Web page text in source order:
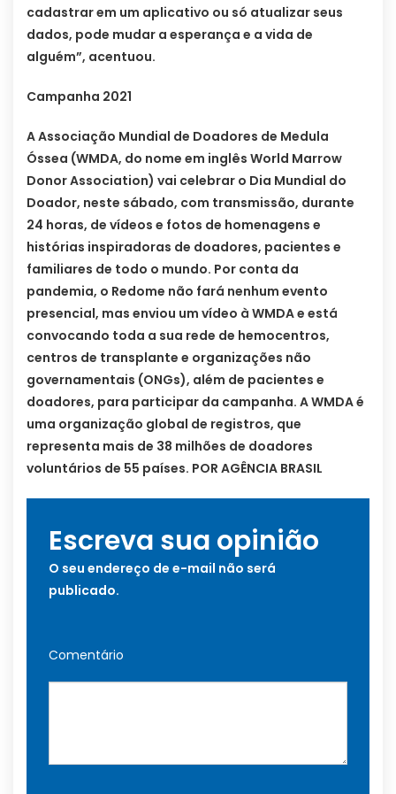
cadastrar em um aplicativo ou só atualizar seus
dados, pode mudar a esperança e a vida de
alguém”, acentuou.
Campanha 2021
A Associação Mundial de Doadores de Medula
Óssea (WMDA, do nome em inglês World Marrow
Donor Association) vai celebrar o Dia Mundial do
Doador, neste sábado, com transmissão, durante
24 horas, de vídeos e fotos de homenagens e
histórias inspiradoras de doadores, pacientes e
familiares de todo o mundo. Por conta da
pandemia, o Redome não fará nenhum evento
presencial, mas enviou um vídeo à WMDA e está
convocando toda a sua rede de hemocentros,
centros de transplante e organizações não
governamentais (ONGs), além de pacientes e
doadores, para participar da campanha. A WMDA é
uma organização global de registros, que
representa mais de 38 milhões de doadores
voluntários de 55 países. POR AGÊNCIA BRASIL
Escreva sua opinião
O seu endereço de e-mail não será
publicado.
Comentário